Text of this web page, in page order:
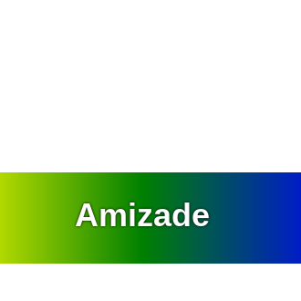
Amizade